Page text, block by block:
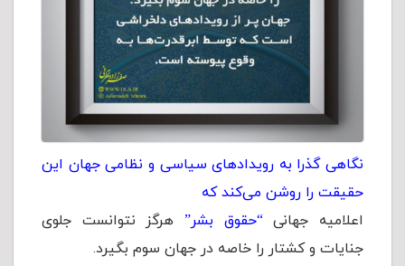
نگاهی گذرا به رویدادهای سياسی و نظامی جهان این
حقیقت را روشن می‌کند که
اعلاميه جهانی“حقوق بشر”هرگز نتوانست جلوی
جنایات و کشتار را خاصه در جهان سوم بگیرد.